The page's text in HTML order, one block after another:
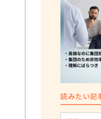
読みたい記